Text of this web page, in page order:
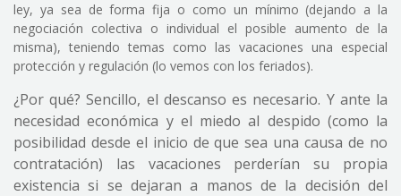
ley, ya sea de forma fija o como un mínimo (dejando a la
negociación colectiva o individual el posible aumento de la
misma), teniendo temas como las vacaciones una especial
protección y regulación (lo vemos con los feriados).
¿Por qué? Sencillo, el descanso es necesario. Y ante la
necesidad económica y el miedo al despido (como la
posibilidad desde el inicio de que sea una causa de no
contratación) las vacaciones perderían su propia
existencia si se dejaran a manos de la decisión del